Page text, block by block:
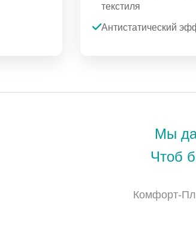
текстиля
Антистатический
Мы
Чтоб
Комфорт-